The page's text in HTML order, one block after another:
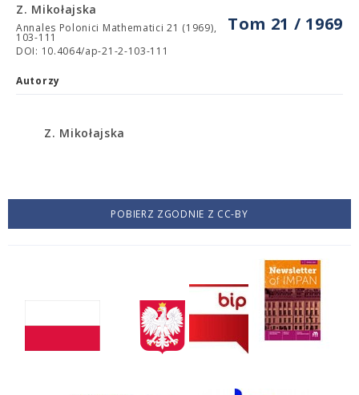
Tom 21 / 1969
Z. Mikołajska
Annales Polonici Mathematici 21 (1969),
103-111
DOI: 10.4064/ap-21-2-103-111
Autorzy
Z. Mikołajska
POBIERZ ZGODNIE Z CC-BY